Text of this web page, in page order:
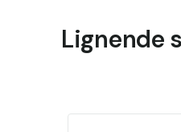
Lignende